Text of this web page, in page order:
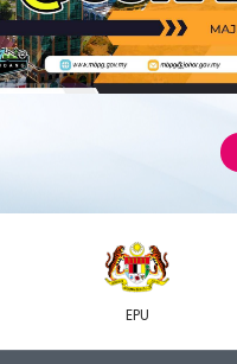
EPU